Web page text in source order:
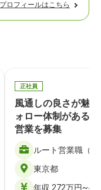
ロフィールはこちら
正社員
⾵通しの良さが魅
ォロー体制がある
営業を募集
ルート営業職（
東京都
年収 272万円